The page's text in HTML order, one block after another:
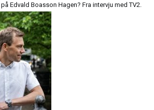
Edvald Boasson Hagen? Fra intervju med TV2.